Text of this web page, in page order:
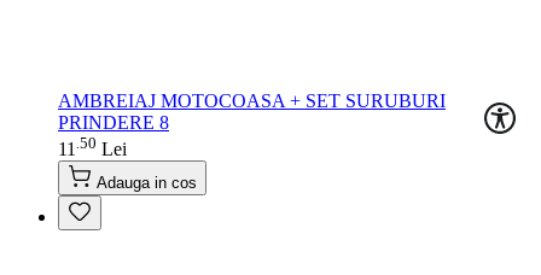
AMBREIAJ MOTOCOASA + SET SURUBURI
PRINDERE 8
11 50 Lei
Adauga in cos